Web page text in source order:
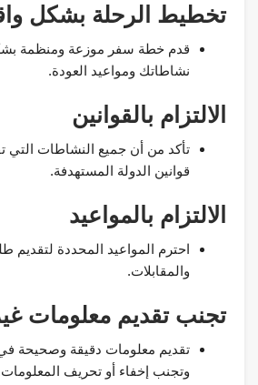
تخطيط الرحلة بشكل
قدم خطة سفر موزعة ومنظمة
نشاطاتك ومواعيد العودة.
الالتزام بالقوانين
تأكد من أن جميع النشاطات التي
قوانين الدولة المستهدفة.
الالتزام بالمواعيد
احترم المواعيد المحددة لتقديم
والمقابلات.
تجنب تقديم معلومات
تقديم معلومات دقيقة وصحيحة
وتجنب إخفاء أو تحريف